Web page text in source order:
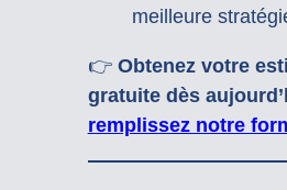
meilleure
👉 Obtenez votre
gratuite dès
remplissez notre